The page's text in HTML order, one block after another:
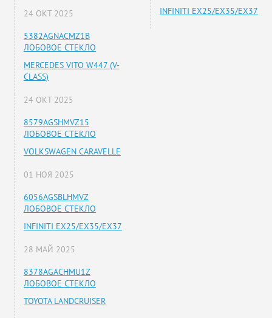
24 ОКТ 2025
5382AGNACMZ1B
ЛОБОВОЕ СТЕКЛО
MERCEDES VITO W447 (V-
CLASS)
24 ОКТ 2025
8579AGSHMVZ15
ЛОБОВОЕ СТЕКЛО
VOLKSWAGEN CARAVELLE
01 НОЯ 2025
6056AGSBLHMVZ
ЛОБОВОЕ СТЕКЛО
INFINITI EX25/EX35/EX37
28 МАЙ 2025
8378AGACHMU1Z
ЛОБОВОЕ СТЕКЛО
TOYOTA LANDCRUISER
INFINITI EX25/EX35/EX37